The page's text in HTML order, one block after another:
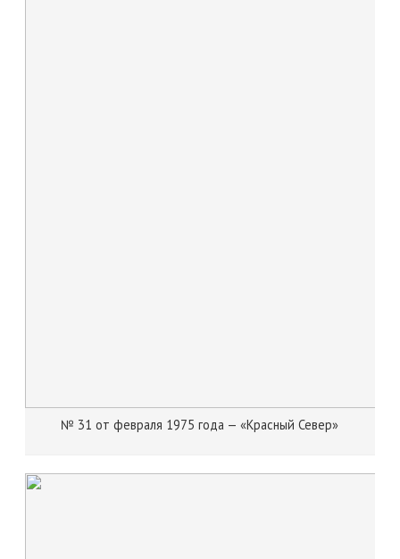
№ 31 от февраля 1975 года — «Красный Север»